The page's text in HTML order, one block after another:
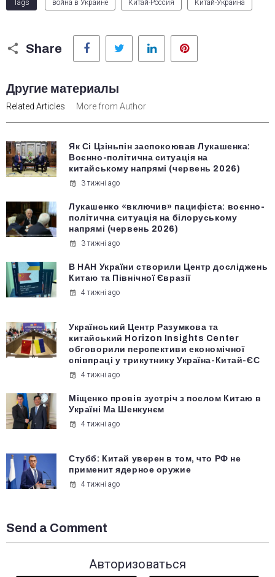
Tags война в Украине Китай-Россия Китай-Украина
Share
Facebook Twitter LinkedIn
Другие материалы
Related Articles More from Author
Як Сі Цзіньпін заспокоював Лукашенка:
Воєнно-політична ситуація на
китайському напрямі (червень 2026)
3 тижні ago
Лукашенко «включив» пацифіста: воєнно-
політична ситуація на білоруському
напрямі (червень 2026)
3 тижні ago
В НАН України створили Центр досліджень
Китаю та Північної Євразії
4 тижні ago
Український Центр Разумкова та
китайський Horizon Insights Center
обговорили перспективи економічної
співпраці у трикутнику Україна-Китай-ЄС
4 тижні ago
Міщенко провів зустріч з послом Китаю в
Україні Ма Шенкунєм
4 тижні ago
Стубб: Китай уверен в том, что РФ не
применит ядерное оружие
4 тижні ago
Send a Comment
Авторизоваться